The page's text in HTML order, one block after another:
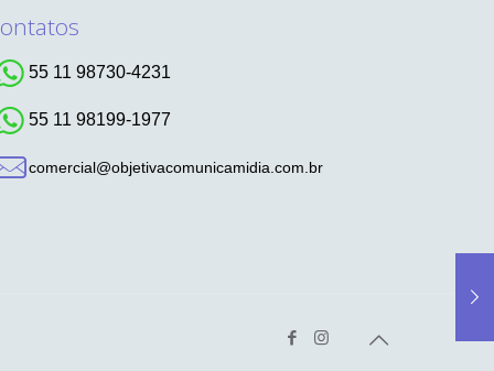
55 11 98730-4231
55 11 98199-1977
comercial@objetivacomunicamidia.com.br